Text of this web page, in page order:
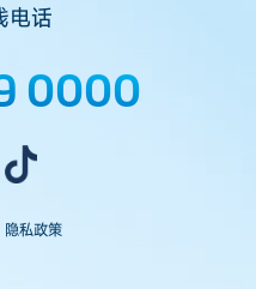
电话
0000
隐私政策